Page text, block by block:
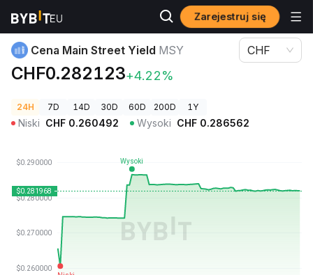
Zarejestruj się
Ceny kryptowalut Cena Main Street Yield MSY
Cena Main Street Yield MSY
CHF0.282123+4.22%
CHF
24H 7D 14D 30D 60D 200D 1Y
Niski CHF 0.260492 Wysoki CHF 0.286562